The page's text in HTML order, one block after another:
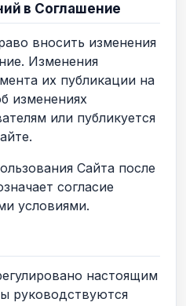
в Соглашение
вносить изменения
Изменения
их публикации на
изменениях
или публикуется
Сайта после
согласие
условиями.
настоящим
руководствуются